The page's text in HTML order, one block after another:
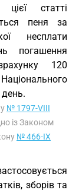
статті
пеня за
несплати
погашення
120
№ 1797-VIII
із Законом
№ 466-IX
зборів та